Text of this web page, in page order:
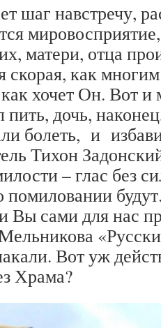
шаг навстречу,
матери, отца
скорая, как
хочет Он. Вот
пить, дочь,
болеть, и
Тихон
– глас без
помиловании
Вы сами для нас
Вот уж
Храма?